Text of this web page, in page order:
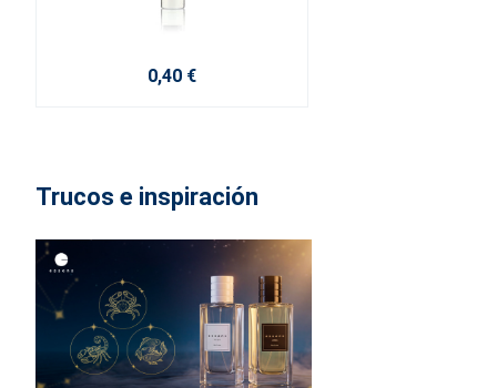
0,40 €
Trucos e inspiración